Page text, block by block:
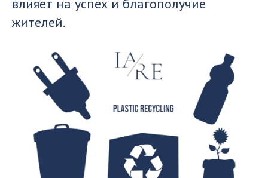
влияет на успех и благополучие
жителей.